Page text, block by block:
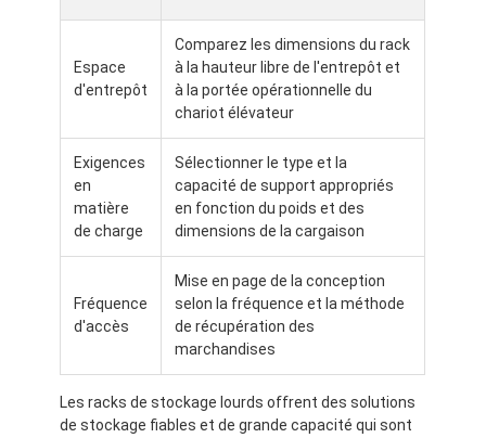
À propos de nous
Visite de l'usine
Contrôle de la qualité
Nous contacter
Nouvelles
Les affaires
Demandez un devis
défilement ligne par ligne de palette d'entrepôt
Espace
d'entrepôt
Comparez les dimensions du rack
à la hauteur libre de l'entrepôt et
à la portée opérationnelle du
chariot élévateur
Exigences
en
matière
de charge
Sélectionner le type et la
capacité de support appropriés
en fonction du poids et des
dimensions de la cargaison
Fréquence
d'accès
Mise en page de la conception
selon la fréquence et la méthode
de récupération des
marchandises
Les racks de stockage lourds offrent des solutions
de stockage fiables et de grande capacité qui sont